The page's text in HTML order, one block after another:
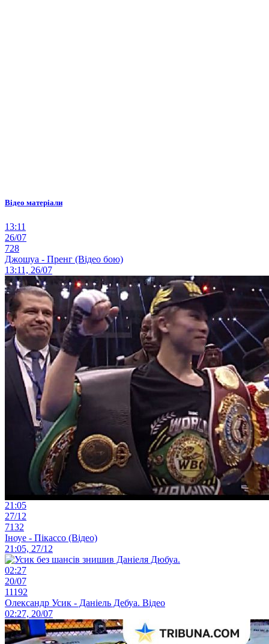
Відео матеріали
13:11
26/07
728
Джошуа - Пренг (Відео бою)
13:11, 26/07
21:05
27/12
7132
Іноуе - Пікассо (Відео)
21:05, 27/12
02:27
20/07
11192
Олександр Усик - Даніель Дебуа. Відео
02:27, 20/07